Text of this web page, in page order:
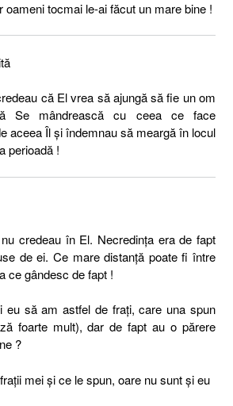
oameni tocmai le-ai făcut un mare bine !
că El vrea să ajungă să fie un om
Se mândrească cu ceea ce face
aceea Îl şi îndemnau să meargă în locul
perioadă !
credeau în El. Necredinţa era de fapt
de ei. Ce mare distanţă poate fi între
ce gândesc de fapt !
eu să am astfel de fraţi, care una spun
foarte mult), dar de fapt au o părere
?
mei şi ce le spun, oare nu sunt şi eu